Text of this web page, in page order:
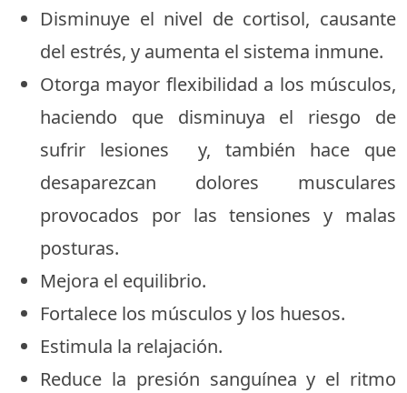
Disminuye el nivel de cortisol, causante
del estrés, y aumenta el sistema inmune.
Otorga mayor flexibilidad a los músculos,
haciendo que disminuya el riesgo de
sufrir lesiones y, también hace que
desaparezcan dolores musculares
provocados por las tensiones y malas
posturas.
Mejora el equilibrio.
Fortalece los músculos y los huesos.
Estimula la relajación.
Reduce la presión sanguínea y el ritmo